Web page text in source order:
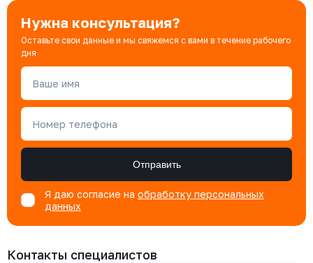
Нужна консультация?
Оставьте свои данные и мы свяжемся с вами в течение рабочего
дня
Ваше имя
Номер телефона
Отправить
Я даю согласие на обработку персональных
данных
Контакты специалистов